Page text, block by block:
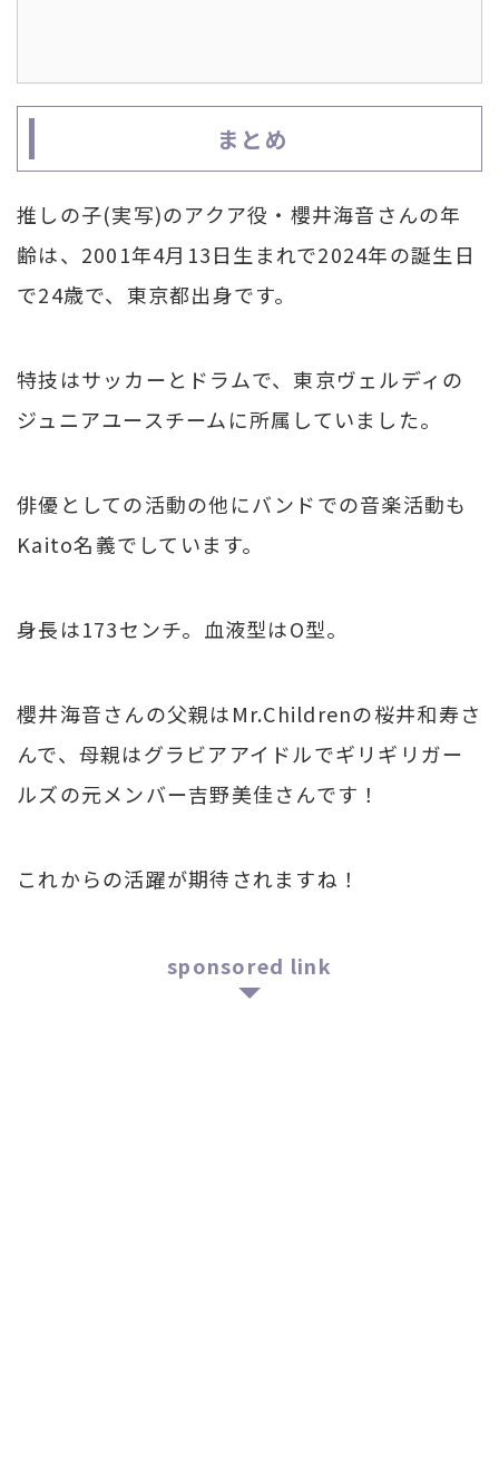
まとめ
推しの子(実写)のアクア役・櫻井海音さんの年
齢は、2001年4月13日生まれで2024年の誕生日
で24歳で、東京都出身です。
特技はサッカーとドラムで、東京ヴェルディの
ジュニアユースチームに所属していました。
俳優としての活動の他にバンドでの音楽活動も
Kaito名義でしています。
身長は173センチ。血液型はO型。
櫻井海音さんの父親はMr.Childrenの桜井和寿さ
んで、母親はグラビアアイドルでギリギリガー
ルズの元メンバー吉野美佳さんです！
これからの活躍が期待されますね！
sponsored link